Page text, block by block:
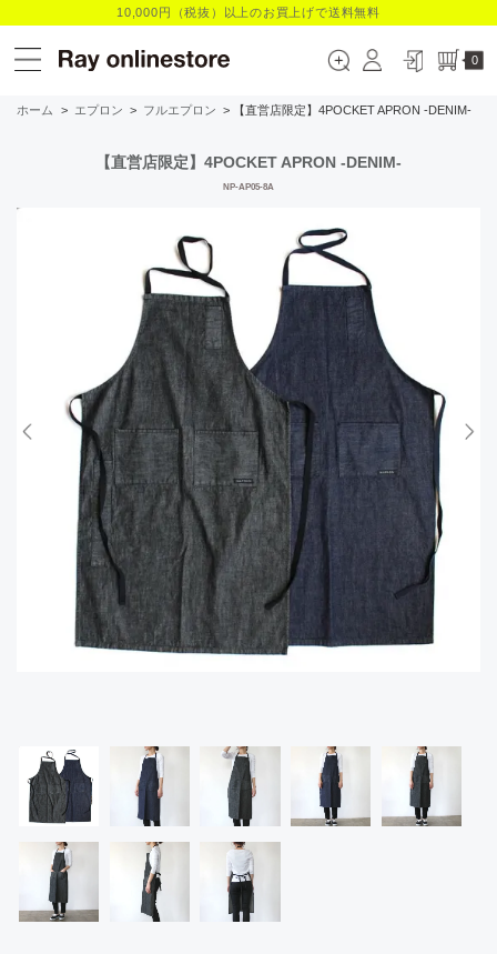
10,000円（税抜）以上のお買上げで送料無料
0
ホーム > エプロン > フルエプロン > 【直営店限定】4POCKET APRON -DENIM-
【直営店限定】4POCKET APRON -DENIM-
NP-AP05-8A